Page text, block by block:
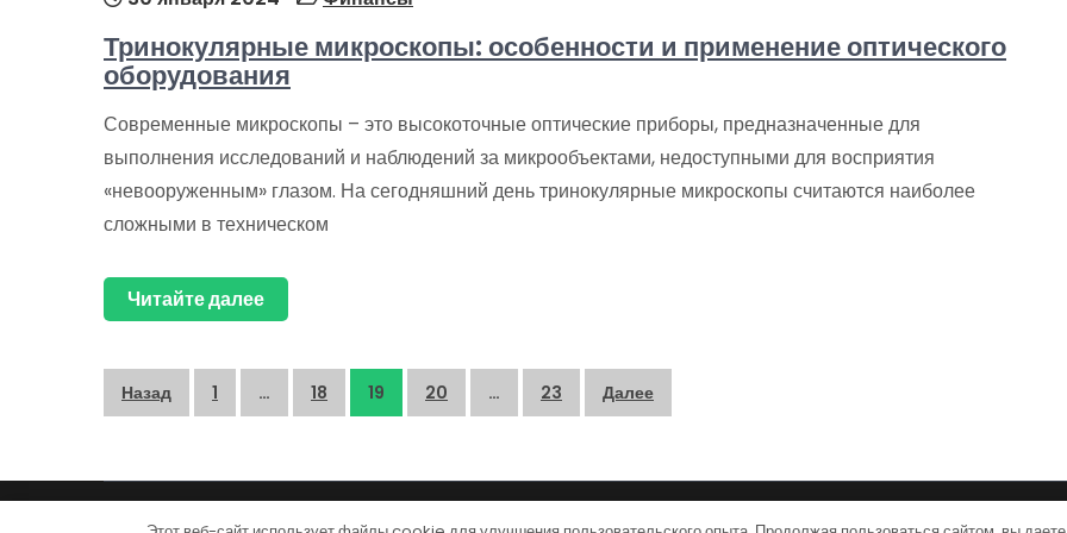
Тринокулярные микроскопы: особенности и применение оптического
оборудования
Современные микроскопы – это высокоточные оптические приборы, предназначенные для
выполнения исследований и наблюдений за микрообъектами, недоступными для восприятия
«невооруженным» глазом. На сегодняшний день тринокулярные микроскопы считаются наиболее
сложными в техническом
Читайте далее
Пагинация
Назад 1 … 18 19 20 … 23 Далее
autoclub-expert.ru